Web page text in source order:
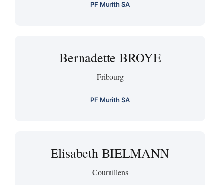
PF Murith SA
Bernadette BROYE
Fribourg
PF Murith SA
Elisabeth BIELMANN
Cournillens